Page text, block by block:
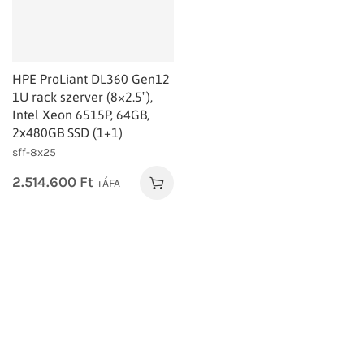
HPE ProLiant DL360 Gen12
1U rack szerver (8×2.5″),
Intel Xeon 6515P, 64GB,
2x480GB SSD (1+1)
sff-8x25
2.514.600 Ft +ÁFA